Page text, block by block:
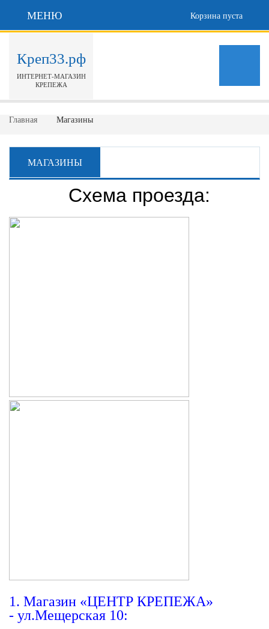
МЕНЮ Корзина пуста
Креп33.рф
ИНТЕРНЕТ-МАГАЗИН
КРЕПЕЖА
Главная Магазины
МАГАЗИНЫ
Схема проезда:
1. Магазин «ЦЕНТР КРЕПЕЖА»
- ул.Мещерская 10: